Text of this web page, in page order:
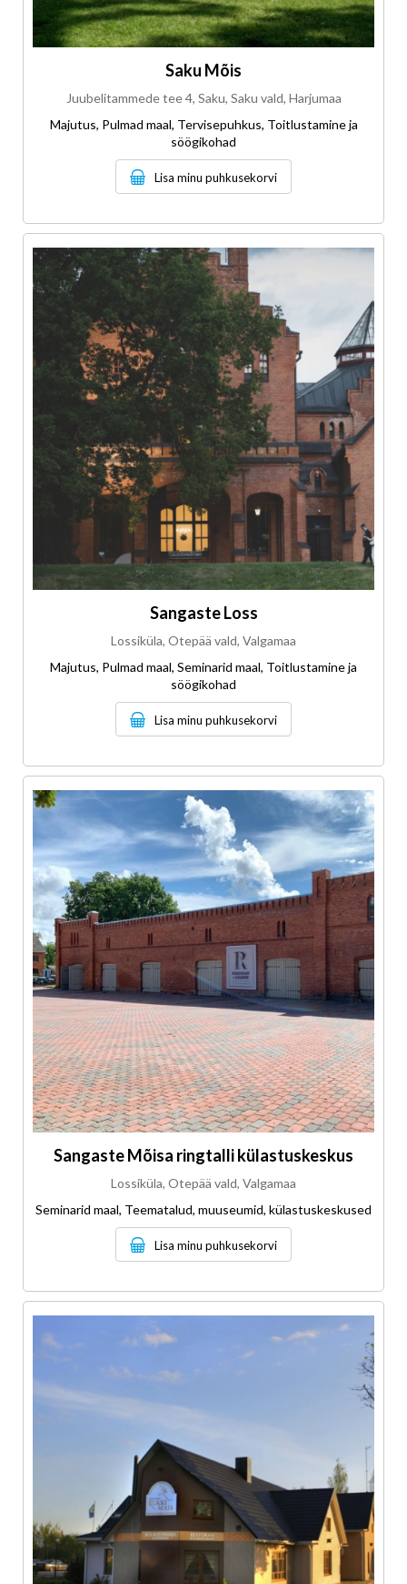
Saku Mõis
Juubelitammede tee 4, Saku, Saku vald, Harjumaa
Majutus, Pulmad maal, Tervisepuhkus, Toitlustamine ja
söögikohad
Lisa minu puhkusekorvi
Sangaste Loss
Lossiküla, Otepää vald, Valgamaa
Majutus, Pulmad maal, Seminarid maal, Toitlustamine ja
söögikohad
Lisa minu puhkusekorvi
Sangaste Mõisa ringtalli külastuskeskus
Lossiküla, Otepää vald, Valgamaa
Seminarid maal, Teematalud, muuseumid, külastuskeskused
Lisa minu puhkusekorvi